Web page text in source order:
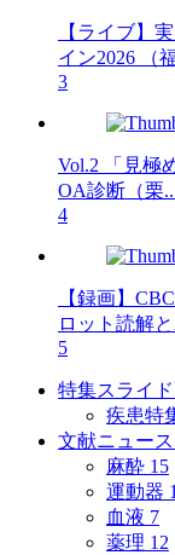
【ライブ】
イン2026 （
3
Vol.2 「見極
OA診断（栗
4
【録画】
ロット読解
5
特集スライ
疾患特
文献ニュース
麻酔 15
運動器
血液 7
薬理 12